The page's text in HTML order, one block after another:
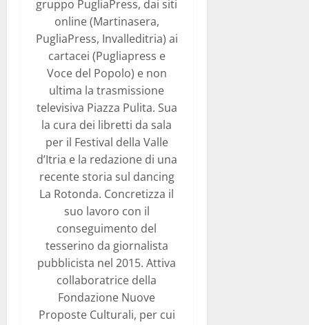
gruppo PugliaPress, dai siti
online (Martinasera,
PugliaPress, Invalleditria) ai
cartacei (Pugliapress e
Voce del Popolo) e non
ultima la trasmissione
televisiva Piazza Pulita. Sua
la cura dei libretti da sala
per il Festival della Valle
d’Itria e la redazione di una
recente storia sul dancing
La Rotonda. Concretizza il
suo lavoro con il
conseguimento del
tesserino da giornalista
pubblicista nel 2015. Attiva
collaboratrice della
Fondazione Nuove
Proposte Culturali, per cui